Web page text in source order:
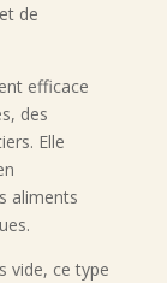
de
efficace
des
Elle
aliments
vide, ce type